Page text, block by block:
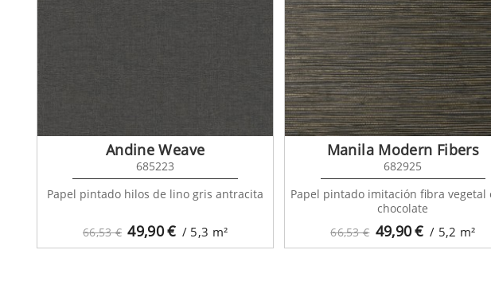
66,53 € 49,90€ / 5,3 m²
Andine Weave
685223
Papel pintado hilos de lino gris antracita
66,53 € 49,90€ / 5,2 m²
Manila Modern Fibers
682925
Papel pintado imitación fibra vegetal
chocolate